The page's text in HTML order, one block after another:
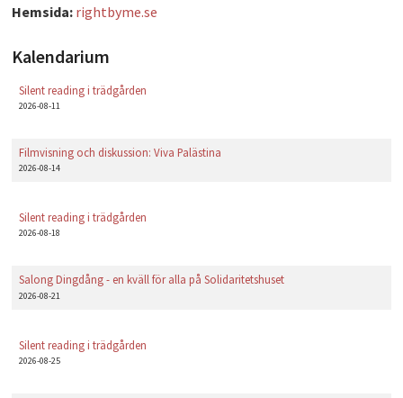
Hemsida: rightbyme.se
Kalendarium
Silent reading i trädgården
2026-08-11
Filmvisning och diskussion: Viva Palästina
2026-08-14
Silent reading i trädgården
2026-08-18
Salong Dingdång - en kväll för alla på Solidaritetshuset
2026-08-21
Silent reading i trädgården
2026-08-25